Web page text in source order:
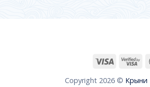
Copyright 2026 © Крыни